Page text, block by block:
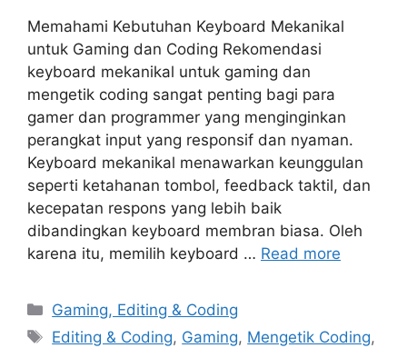
Memahami Kebutuhan Keyboard Mekanikal
untuk Gaming dan Coding Rekomendasi
keyboard mekanikal untuk gaming dan
mengetik coding sangat penting bagi para
gamer dan programmer yang menginginkan
perangkat input yang responsif dan nyaman.
Keyboard mekanikal menawarkan keunggulan
seperti ketahanan tombol, feedback taktil, dan
kecepatan respons yang lebih baik
dibandingkan keyboard membran biasa. Oleh
karena itu, memilih keyboard … Read more
Categories
Gaming, Editing & Coding
Tags
Editing & Coding, Gaming, Mengetik Coding,